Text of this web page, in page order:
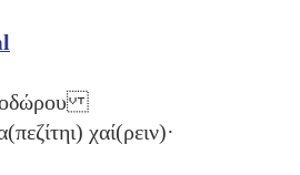
χαί(ρειν)·